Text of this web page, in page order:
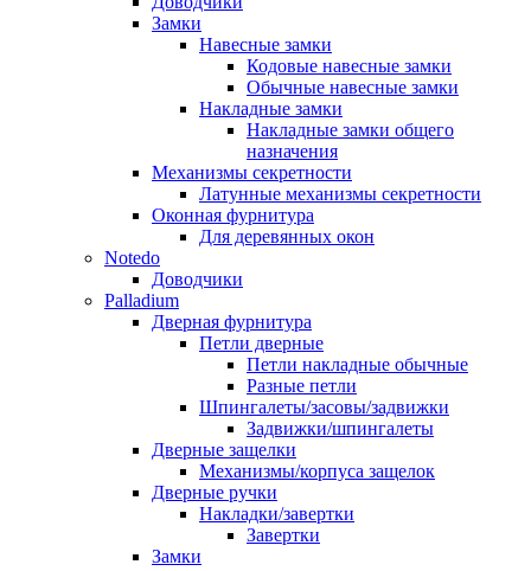
Замки
Навесные замки
Кодовые навесные замки
Обычные навесные замки
Накладные замки
Накладные замки общего
назначения
Механизмы секретности
Латунные механизмы секретности
Оконная фурнитура
Для деревянных окон
Notedo
Доводчики
Palladium
Дверная фурнитура
Петли дверные
Петли накладные обычные
Разные петли
Шпингалеты/засовы/задвижки
Задвижки/шпингалеты
Дверные защелки
Механизмы/корпуса защелок
Дверные ручки
Накладки/завертки
Завертки
Замки